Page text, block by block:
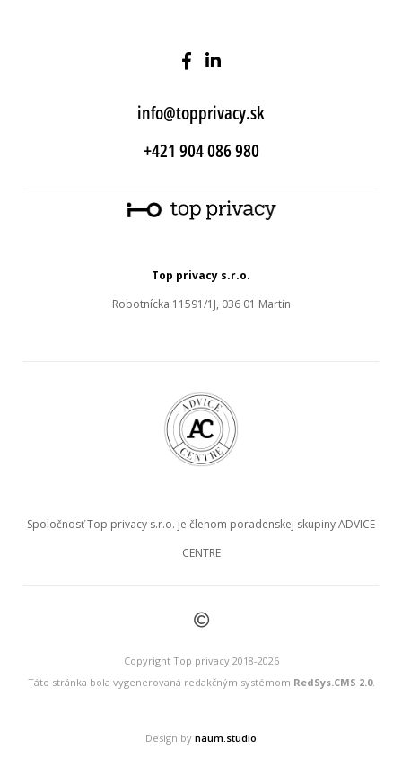
info@topprivacy.sk
+421 904 086 980
Top privacy s.r.o.
Robotnícka 11591/1J, 036 01 Martin
Spoločnosť Top privacy s.r.o. je členom poradenskej skupiny ADVICE
CENTRE
©
Copyright Top privacy 2018-2026
Táto stránka bola vygenerovaná redakčným systémom RedSys.CMS 2.0.
Design by naum.studio